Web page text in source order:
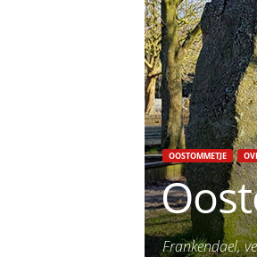
OOSTOMMETJE
Frankendael,